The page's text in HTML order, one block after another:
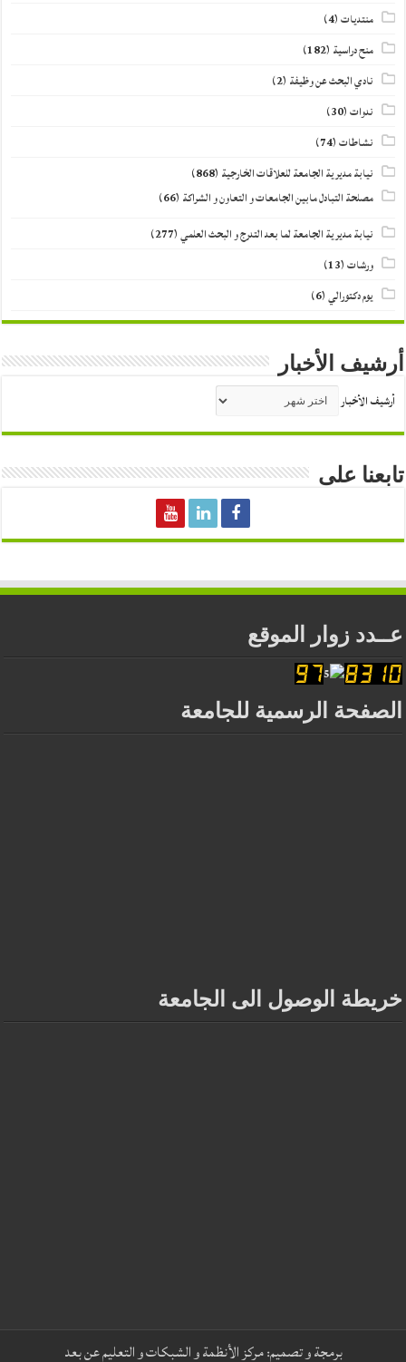
منتديات(4)
منح دراسية (182)
نادي البحث عن وظيفة (2)
ندوات(30)
نشاطات(74)
نيابة مديرية الجامعة للعلاقات الخارجية (868)
مصلحة التبادل مابين الجامعات و التعاون و الشراكة (66)
نيابة مديرية الجامعة لما بعد التدرج و البحث العلمي(277)
ورشات(13)
يوم دكتورالي(6)
أرشيف الأخبار
أرشيف الأخبار
تابعنا على
عــدد زوار الموقع
الصفحة الرسمية للجامعة
خريطة الوصول الى الجامعة
برمجة و تصميم:مركز الأنظمة و الشبكات و التعليم عن بعد